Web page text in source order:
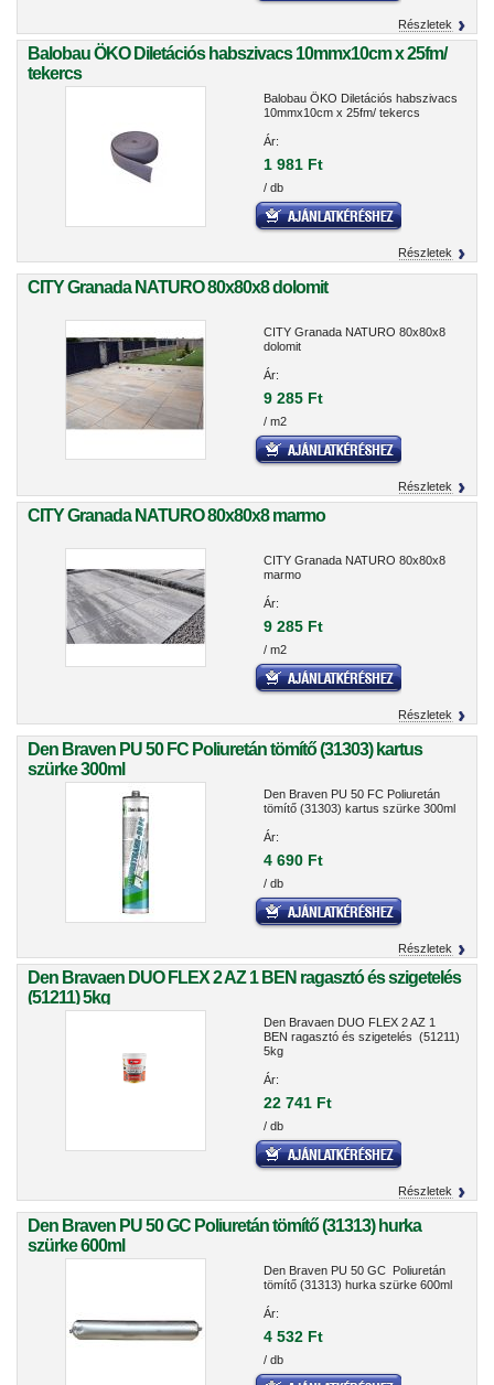
Részletek
Balobau ÖKO Diletációs habszivacs 10mmx10cm x 25fm/
tekercs
Balobau ÖKO Diletációs habszivacs
10mmx10cm x 25fm/ tekercs
Ár:
1 981 Ft
/ db
Részletek
CITY Granada NATURO 80x80x8 dolomit
CITY Granada NATURO 80x80x8
dolomit
Ár:
9 285 Ft
/ m2
Részletek
CITY Granada NATURO 80x80x8 marmo
CITY Granada NATURO 80x80x8
marmo
Ár:
9 285 Ft
/ m2
Részletek
Den Braven PU 50 FC Poliuretán tömítő (31303) kartus
szürke 300ml
Den Braven PU 50 FC Poliuretán
tömítő (31303) kartus szürke 300ml
Ár:
4 690 Ft
/ db
Részletek
Den Bravaen DUO FLEX 2 AZ 1 BEN ragasztó és szigetelés
(51211) 5kg
Den Bravaen DUO FLEX 2 AZ 1
BEN ragasztó és szigetelés (51211)
5kg
Ár:
22 741 Ft
/ db
Részletek
Den Braven PU 50 GC Poliuretán tömítő (31313) hurka
szürke 600ml
Den Braven PU 50 GC Poliuretán
tömítő (31313) hurka szürke 600ml
Ár:
4 532 Ft
/ db